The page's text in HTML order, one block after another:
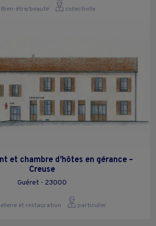
Bien-être/beauté collectivite
et chambre d’hôtes en gérance –
Creuse
Guéret - 23000
et restauration particulier